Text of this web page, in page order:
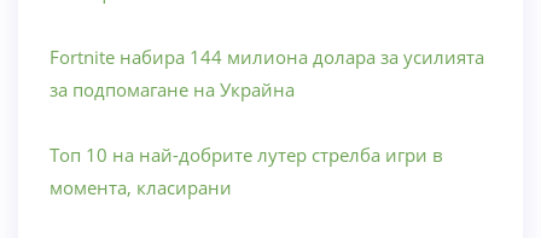
Fortnite набира 144 милиона долара за усилията
за подпомагане на Украйна
Топ 10 на най-добрите лутер стрелба игри в
момента, класирани